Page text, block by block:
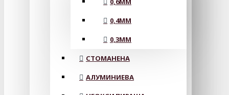
0,4MM
0,3MM
СТОМАНЕНА
АЛУМИНИЕВА